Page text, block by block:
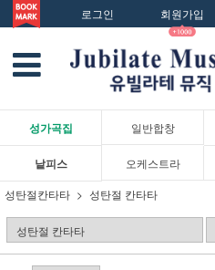
로그인 회원가입
성가곡집 일반합창
낱피스 오케스트라
성탄절칸타타 성탄절 칸타타